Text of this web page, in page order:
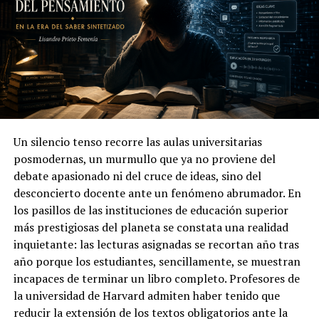
nuevas dependencias y modos de alienación.
Esta lógica farmacológica tiene implicaciones profundas
en la salud mental contemporánea. El remedio
psicofarmacológico puede restituir funcionalidad, pero
simultáneamente domestica la pluralidad emocional. Al
medicar la angustia sin interrogar sus causas sociales, se
utiliza el fármaco como un chivo expiatorio que suprime
el síntoma para restaurar la productividad, silenciando
la pregunta por el sentido de una cultura que enferma a
sus miembros. La medicalización funciona como una
estrategia de control que desplaza el conflicto al
terreno de la patología privada, reduciendo al sujeto a
una “nuda vida” bajo estados de excepción, tal como
describe Giorgio Agamben.
Para comprender lo precedentemente señalado, es
necesario desentrañar cómo la psiquiatrización de la
existencia no es sólo un acto clínico, sino un dispositivo
Un silencio tenso recorre las aulas universitarias
posmodernas, un murmullo que ya no proviene del
debate apasionado ni del cruce de ideas, sino del
desconcierto docente ante un fenómeno abrumador. En
los pasillos de las instituciones de educación superior
más prestigiosas del planeta se constata una realidad
inquietante: las lecturas asignadas se recortan año tras
año porque los estudiantes, sencillamente, se muestran
incapaces de terminar un libro completo. Profesores de
la universidad de Harvard admiten haber tenido que
reducir la extensión de los textos obligatorios ante la